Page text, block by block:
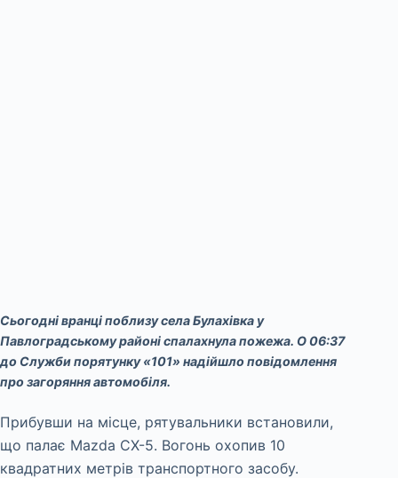
Сьогодні вранці поблизу села Булахівка у
Павлоградському районі спалахнула пожежа. О 06:37
до Служби порятунку «101» надійшло повідомлення
про загоряння автомобіля.
Прибувши на місце, рятувальники встановили,
що палає Mazda CX-5. Вогонь охопив 10
квадратних метрів транспортного засобу.